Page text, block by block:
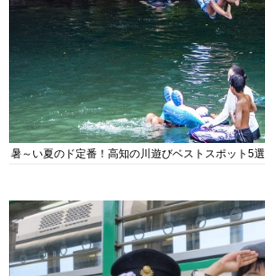
暑～い夏のド定番！高知の川遊びベストスポット5選